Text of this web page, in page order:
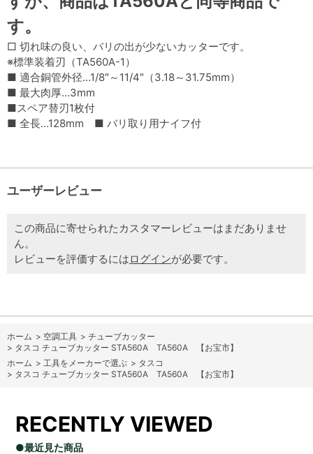
す。
□ 切れ味の良い、バリの出が少ないカッターです。
※標準装着刃（TA560A-1）
■ 適合銅管外径…1/8″～11/4″（3.18～31.75mm）
■ 最大肉厚…3mm
■スペア替刃1枚付
■ 全長…128mm ■ バリ取り用ナイフ付
ユーザーレビュー
この商品に寄せられたカスタマーレビューはまだありませ
ん。
レビューを評価するにはログインが必要です。
ホーム > 空調工具 > チューブカッター
> タスコ チューブカッター STA560A TA560A 【お宝市】
ホーム > 工具をメーカーで選ぶ > タスコ
> タスコ チューブカッター STA560A TA560A 【お宝市】
RECENTLY VIEWED
●最近見た商品